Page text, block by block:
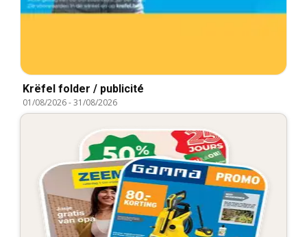
Krëfel folder / publicité
01/08/2026-31/08/2026